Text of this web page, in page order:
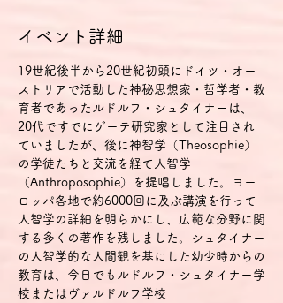
イベント詳細
19世紀後半から20世紀初頭にドイツ・オー
ストリアで活動した神秘思想家・哲学者・教
育者であったルドルフ・シュタイナーは、
20代ですでにゲーテ研究家として注目され
ていましたが、後に神智学（Theosophie）
の学徒たちと交流を経て人智学
（Anthroposophie）を提唱しました。ヨー
ロッパ各地で約6000回に及ぶ講演を行って
人智学の詳細を明らかにし、広範な分野に関
する多くの著作を残しました。シュタイナー
の人智学的な人間観を基にした幼少時からの
教育は、今日でもルドルフ・シュタイナー学
校またはヴァルドルフ学校